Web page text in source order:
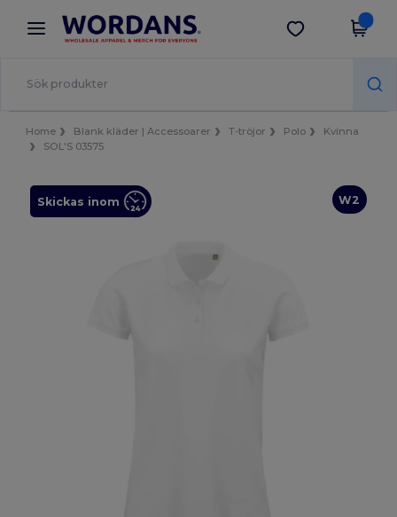
× Wordans-app
Bättre priser i appen!
Hämta app
Home Blank kläder | Accessoarer T-tröjor Polo
Kvinna
SOL'S 03575
W2
Skickas inom